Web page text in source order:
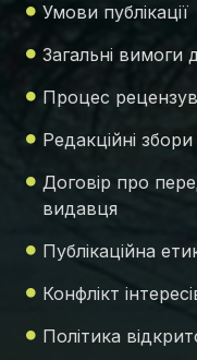
Умови публікації
Загальні вимоги
Процес
Редакційні збори
Договір про
видавця
Публікаційна
Конфлікт
Політика